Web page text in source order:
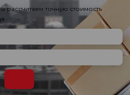
рассчитаем точную стоимость